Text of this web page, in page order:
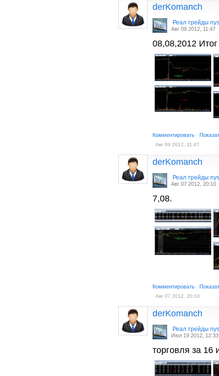
derKomanch
Реал трейды
Авг 09 2012, 11:47
08,08,2012
Комментировать ·
Авг 09 2012, 11:47
derKomanch
Реал трейды
Авг 07 2012, 20:10
7,08.
Комментировать ·
Авг 07 2012, 20:10
derKomanch
Реал трейды
Июл 19 2012, 12:33
торговля за 16